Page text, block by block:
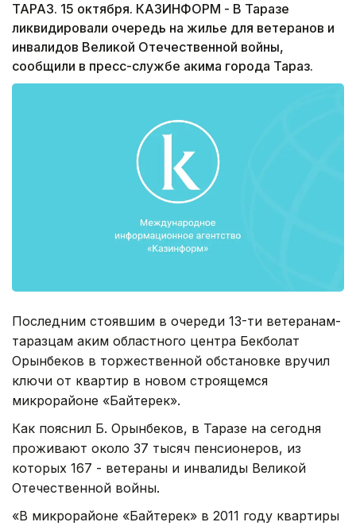
ТАРАЗ. 15 октября. КАЗИНФОРМ - В Таразе
ликвидировали очередь на жилье для ветеранов и
инвалидов Великой Отечественной войны,
сообщили в пресс-службе акима города Тараз.
Последним стоявшим в очереди 13-ти ветеранам-
таразцам аким областного центра Бекболат
Орынбеков в торжественной обстановке вручил
ключи от квартир в новом строящемся
микрорайоне «Байтерек».
Как пояснил Б. Орынбеков, в Таразе на сегодня
проживают около 37 тысяч пенсионеров, из
которых 167 - ветераны и инвалиды Великой
Отечественной войны.
«В микрорайоне «Байтерек» в 2011 году квартиры